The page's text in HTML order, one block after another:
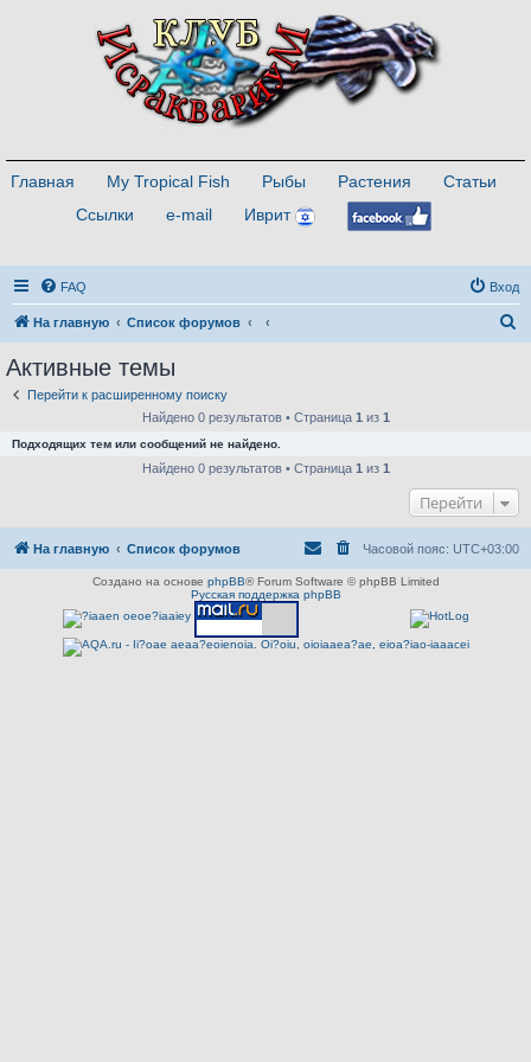
Главная My Tropical Fish Рыбы Растения
Статьи
Ссылки
e-mail Иврит
FAQ Вход
На главную Список форумов
Активные темы
Перейти к расширенному поиску
Найдено 0 результатов • Страница 1 из 1
Подходящих тем или сообщений не найдено.
Найдено 0 результатов • Страница 1 из 1
Перейти
На главную Список форумов Часовой пояс: UTC+03:00
Создано на основе phpBB® Forum Software © phpBB Limited
Русская поддержка phpBB